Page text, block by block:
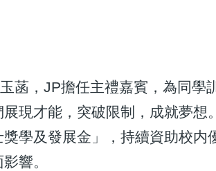
菡，JP擔任主禮嘉賓，為同學
現才能，突破限制，成就夢想。
學及發展金」，持續資助校内
響。